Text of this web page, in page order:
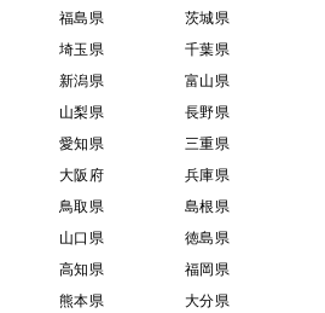
福島県
茨城県
埼玉県
千葉県
新潟県
富山県
山梨県
長野県
愛知県
三重県
大阪府
兵庫県
鳥取県
島根県
山口県
徳島県
高知県
福岡県
熊本県 大分県